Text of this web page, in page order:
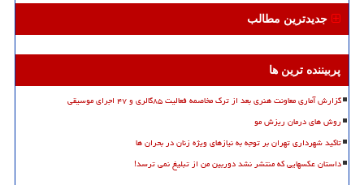
جدیدترین مطالب
پربیننده ترین ها
گزارش آماری معاونت هنری بعد از ترک مخاصمه فعالیت ۸۵گالری و ۴۷ اجرای موسیقی
روش های درمان ریزش مو
تاکید شهرداری تهران بر توجه به نیازهای ویژه زنان در بحران ها
داستان عکسهایی که منتشر نشد دوربین من از تبلیغ نمی ترسد!